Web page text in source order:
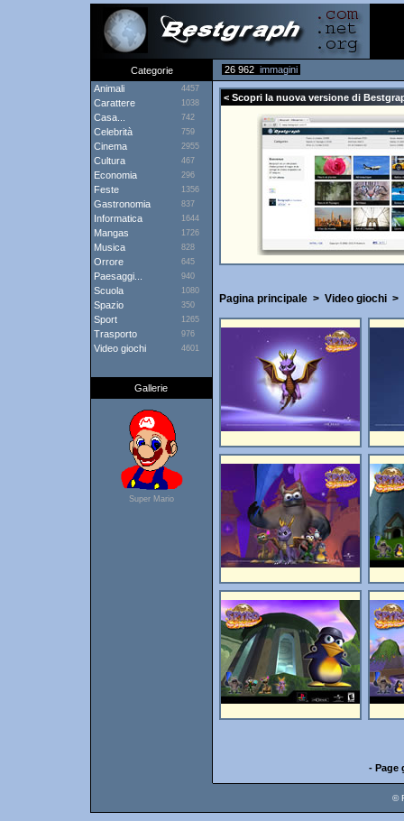
Categorie 26 962 immagini
Animali
4457
Carattere 1038
Casa... 742
Celebrità 759
Cinema 2955
Cultura 467
Economia 296
Feste 1356
Gastronomia 837
Informatica 1644
Mangas 1726
Musica 828
Orrore 645
Paesaggi... 940
Scuola 1080
Spazio 350
Sport 1265
Trasporto 976
Video giochi 4601
Gallerie
Super Mario
< Scopri la nuova versione di
Pagina principale> Video giochi>
- Page
©